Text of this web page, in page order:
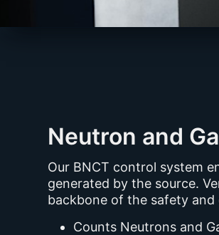
Neutron and
Our BNCT control system
generated by the source.
backbone of the safety and
Counts Neutrons and